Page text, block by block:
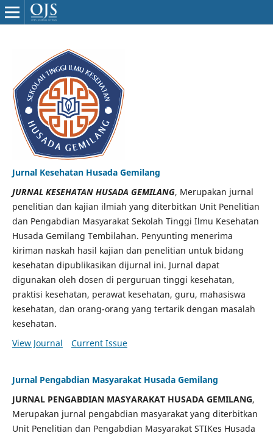
Jurnal Kesehatan Husada Gemilang
JURNAL KESEHATAN HUSADA GEMILANG, Merupakan jurnal
penelitian dan kajian ilmiah yang diterbitkan Unit Penelitian
dan Pengabdian Masyarakat Sekolah Tinggi Ilmu Kesehatan
Husada Gemilang Tembilahan. Penyunting menerima
kiriman naskah hasil kajian dan penelitian untuk bidang
kesehatan dipublikasikan dijurnal ini. Jurnal dapat
digunakan oleh dosen di perguruan tinggi kesehatan,
praktisi kesehatan, perawat kesehatan, guru, mahasiswa
kesehatan, dan orang-orang yang tertarik dengan masalah
kesehatan.
View Journal
Current Issue
Jurnal Pengabdian Masyarakat Husada Gemilang
JURNAL PENGABDIAN MASYARAKAT HUSADA GEMILANG,
Merupakan jurnal pengabdian masyarakat yang diterbitkan
Unit Penelitian dan Pengabdian Masyarakat STIKes Husada